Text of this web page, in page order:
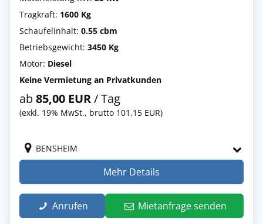
Tragkraft: 1600 Kg
Schaufelinhalt: 0.55 cbm
Betriebsgewicht: 3450 Kg
Motor: Diesel
Keine Vermietung an Privatkunden
ab85,00 EUR/ Tag
(exkl. 19% MwSt., brutto 101,15 EUR)
BENSHEIM
Mehr Details
Anrufen Mietanfrage senden